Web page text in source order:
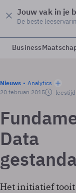
Jouw vak in je
De beste
Business
Nieuws
Analytics
20 februari 2015
Data
Het initiatief tooit